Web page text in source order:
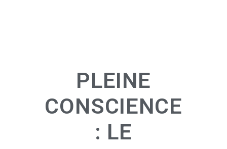
PLEINE
CONSCIENCE
: LE